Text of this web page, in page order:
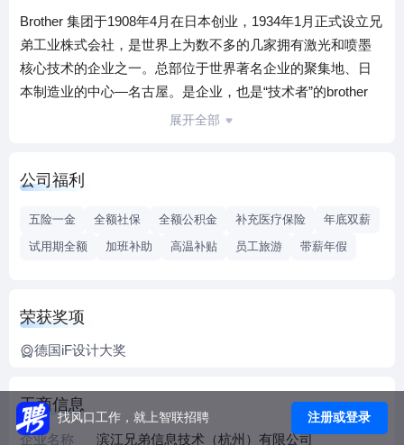
Brother 集团于1908年4月在日本创业，1934年1月正式设立兄
弟工业株式会社，是世界上为数不多的几家拥有激光和喷墨
核心技术的企业之一。总部位于世界著名企业的聚集地、日
本制造业的中心—名古屋。是企业，也是“技术者”的brother
，技术水准立足全球的国际化企业。Brother集团以兄弟工业
3万人以上（截至2012年3月）。集团主要生产经营多功能一
已连续7年占据美国销售市场的前列，欧洲市场第2位。随着
（约 2 万人左右）的员工，都是来自中国的员工。兄弟工业
株式会社真诚的向全球征集精英人才！加入我们，加入兄
滨江兄弟信息技术（杭州）有限公司（以下简称“滨江兄弟”）
成立于2010年6月，是Brother集团在海外设立的第一家集软
展开全部
公司福利
五险一金 全额社保 全额公积金 补充医疗保险
年底双薪
试用期全额
加班补助 高温补贴 员工旅游 带薪年假
荣获奖项
德国iF设计大奖
工商信息
企业名称 滨江兄弟信息技术（杭州）有限公司
找风口工作，就上智联招聘 注册或登录